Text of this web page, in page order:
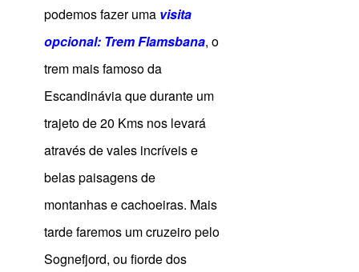
podemos fazer uma visita
opcional: Trem Flamsbana, o
trem mais famoso da
Escandinávia que durante um
trajeto de 20 Kms nos levará
através de vales incríveis e
belas paisagens de
montanhas e cachoeiras. Mais
tarde faremos um cruzeiro pelo
Sognefjord, ou fiorde dos